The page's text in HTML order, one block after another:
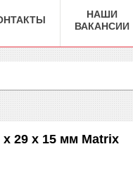
НАШИ
ВАКАНСИИ
29 х 15 мм Matrix